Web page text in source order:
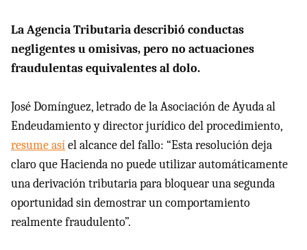
La Agencia Tributaria describió conductas
negligentes u omisivas, pero no actuaciones
fraudulentas equivalentes al dolo.
José Domínguez, letrado de la Asociación de Ayuda al
Endeudamiento y director jurídico del procedimiento,
resume asíel alcance del fallo: “Esta resolución deja
claro que Hacienda no puede utilizar automáticamente
una derivación tributaria para bloquear una segunda
oportunidad sin demostrar un comportamiento
realmente fraudulento”.